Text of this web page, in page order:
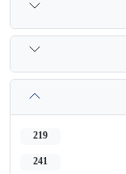
219
241